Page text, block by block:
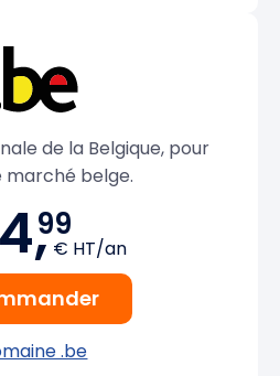
de la Belgique, pour
marché belge.
4,99
€ HT/an
.be